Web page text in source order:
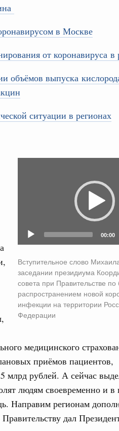
в Москве
от коронавируса в
объёмов выпуска
ситуации в регионах
00:00
Вступительное слово
заседании президиума
совета при Правительстве по
распространением новой
инфекции на территории
Федерации
медицинского
приёмов пациентов,
млрд рублей. А сейчас
людям своевременно и
Направим регионам
дал
по
значения
для жизни»
Григорий
составе
основе
туризма в
основе
ПН
24
Для
Email